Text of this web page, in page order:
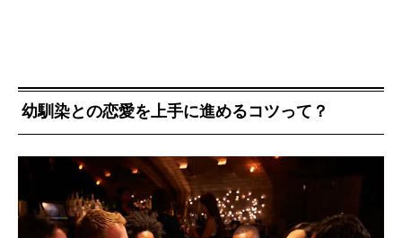
幼馴染との恋愛を上手に進めるコツって？